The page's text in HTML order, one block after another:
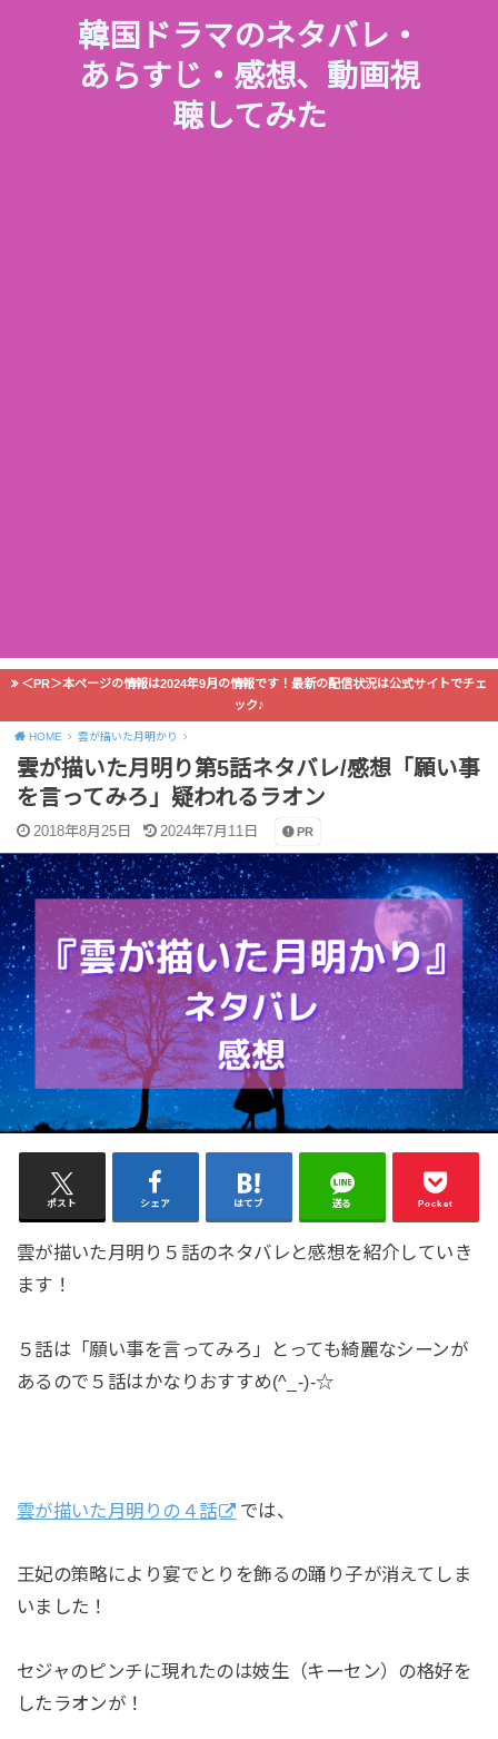
韓国ドラマのネタバレ・
あらすじ・感想、動画視
聴してみた
＜PR＞本ページの情報は2024年9月の情報です！最新の配信状況は公式サイトでチェ
ック♪
HOME 雲が描いた月明かり
雲が描いた月明り第5話ネタバレ/感想「願い事
を言ってみろ」疑われるラオン
2018年8月25日 2024年7月11日 PR
ポスト シェア はてブ 送る Pocket
雲が描いた月明り５話のネタバレと感想を紹介していき
ます！
５話は「願い事を言ってみろ」とっても綺麗なシーンが
あるので５話はかなりおすすめ(^_-)-☆
雲が描いた月明りの４話 では、
王妃の策略により宴でとりを飾るの踊り子が消えてしま
いました！
セジャのピンチに現れたのは妓生（キーセン）の格好を
したラオンが！